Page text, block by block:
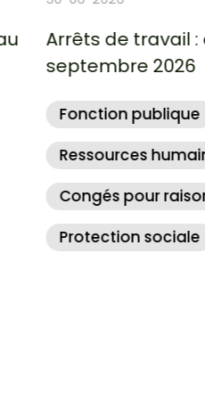
qui change au 1er
santé
Actualité RH